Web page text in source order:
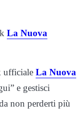
La Nuova
ufficiale La Nuova
e gestisci
non perderti più